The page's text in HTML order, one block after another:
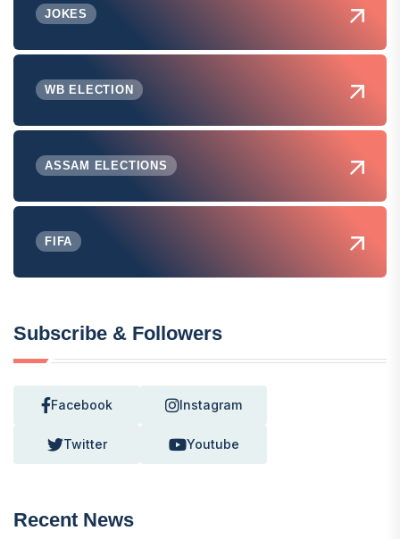
JOKES
WB ELECTION
ASSAM ELECTIONS
FIFA
Subscribe & Followers
Facebook Instagram
Twitter Youtube
Recent News